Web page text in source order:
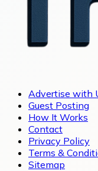
Advertise with
Guest Posting
How It Works
Contact
Privacy Policy
Terms &
Sitemap